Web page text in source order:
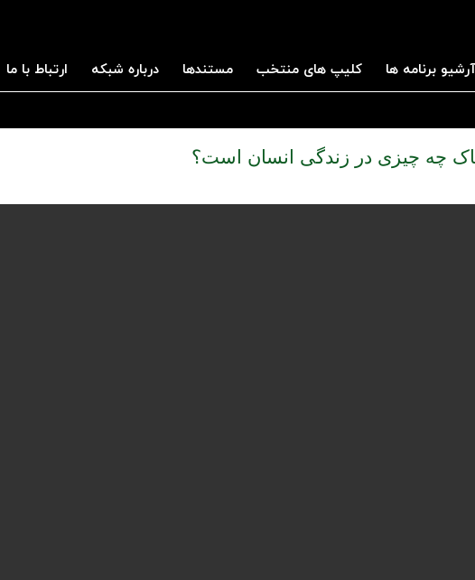
آرشیو برنامه ها کلیپ های منتخب مستندها درباره شبکه ارتباط با ما
چه چیزی در زندگی انسان است؟